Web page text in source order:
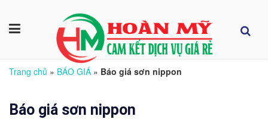
Trang chủ » BÁO GIÁ » Báo giá sơn nippon
Báo giá sơn nippon